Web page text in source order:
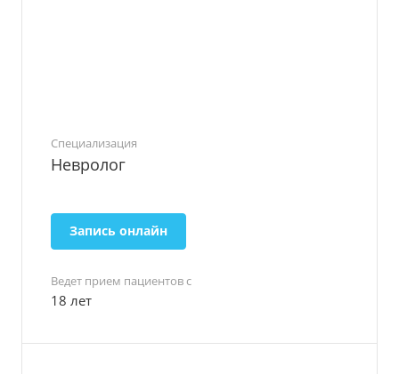
Специализация
Невролог
Запись онлайн
Ведет прием пациентов с
18 лет